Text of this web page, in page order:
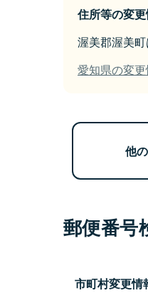
住所等の変
渥美郡渥美
愛知県の変
他
郵便番号
市町村変更情